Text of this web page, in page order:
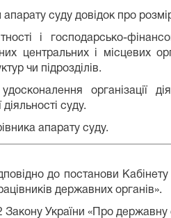
суду довідок про
і господарсько-
центральних і місцевих
чи підрозділів.
організації
суду.
апарату суду.
до постанови Кабінету
державних органів».
Закону України «Про державну